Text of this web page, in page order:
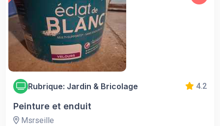
Rubrique: Jardin & Bricolage 4.2
Peinture et enduit
Msrseille